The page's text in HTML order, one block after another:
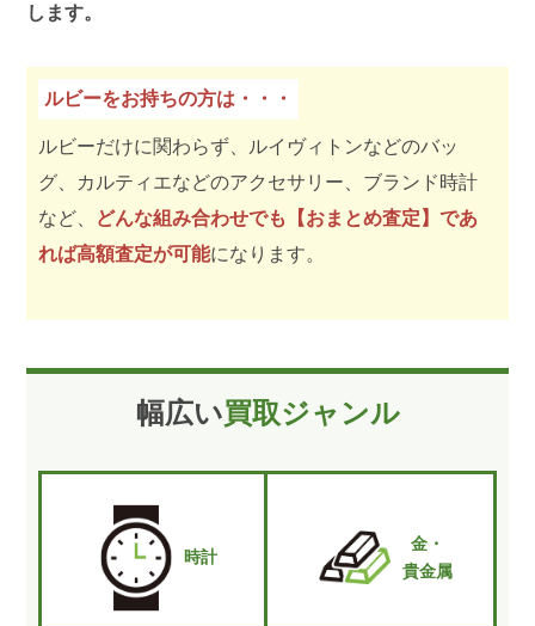
します。
ルビーをお持ちの方は・・・
ルビーだけに関わらず、ルイヴィトンなどのバッ
グ、カルティエなどのアクセサリー、ブランド時計
など、 どんな組み合わせでも【おまとめ査定】であ
れば高額査定が可能になります。
幅広い買取ジャンル
時計
金・
貴金属